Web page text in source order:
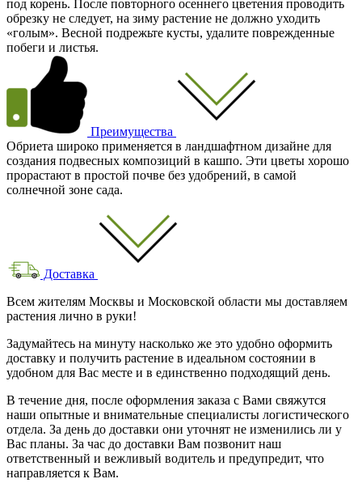
под корень. После повторного осеннего цветения проводить
обрезку не следует, на зиму растение не должно уходить
«голым». Весной подрежьте кусты, удалите поврежденные
побеги и листья.
Преимущества
Обриета широко применяется в ландшафтном дизайне для
создания подвесных композиций в кашпо. Эти цветы хорошо
прорастают в простой почве без удобрений, в самой
солнечной зоне сада.
Доставка
Всем жителям Москвы и Московской области мы доставляем
растения лично в руки!
Задумайтесь на минуту насколько же это удобно оформить
доставку и получить растение в идеальном состоянии в
удобном для Вас месте и в единственно подходящий день.
В течение дня, после оформления заказа с Вами свяжутся
наши опытные и внимательные специалисты логистического
отдела. За день до доставки они уточнят не изменились ли у
Вас планы. За час до доставки Вам позвонит наш
ответственный и вежливый водитель и предупредит, что
направляется к Вам.